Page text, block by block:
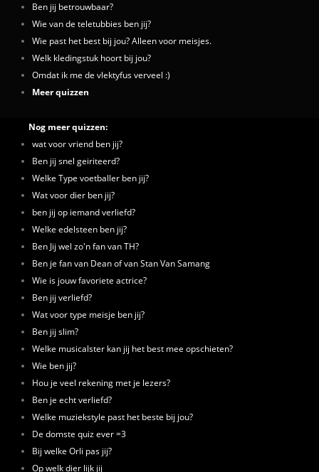
Ben jij betrouwbaar?
Wie van de teletubbies ben jij?
Wie past het best bij jou? Alleen voor meisjes.
Welk kledingstuk hoort bij jou?
Omdat ik me de vlektyfus verveel :)
Meer quizzen
Nog meer quizzen:
wat voor vriend ben jij?
Ben jij snel geiriteerd?
Welke Type voetballer ben jij?
Wat voor dier ben jij?
ben jij op iemand verliefd?
Welke edelsteen ben jij?
Ben Jij wel zo'n fan van TH?
Ben je fan van Dean of van Stan Van Samang
Wie is jouw favoriete actrice?
Ben jij verliefd?
Wat voor type meisje ben jij?
Ben jij slim?
Welke musicalster kan jij het best mee opschieten?
Wie ben jij?
Hou je veel rekening met je lezers?
Ben je echt verliefd?
Welke muziekstyle past het beste bij jou?
De domste quiz ever =3
Bij welke Orli pas jij?
Op welk dier lijk jij